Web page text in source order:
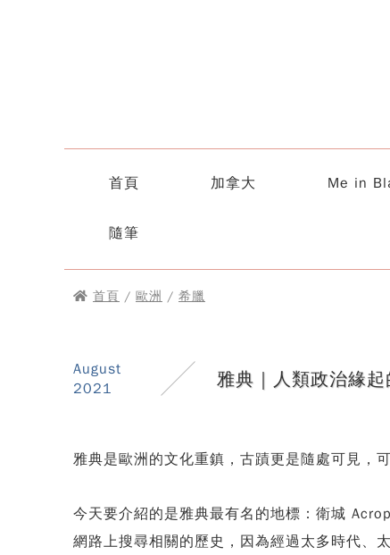
首頁 加拿大 Me in
隨筆
首頁 / 歐洲 / 希臘
August
2021
雅典｜人類政治緣
雅典是歐洲的文化重鎮，古蹟更是隨處可見，
今天要介紹的是雅典最有名的地標：衛城
網路上搜尋相關的歷史，因為經過太多時代、